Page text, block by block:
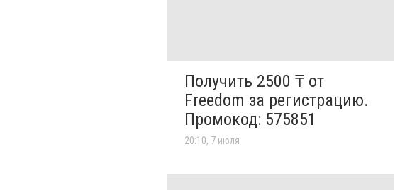
Получить 2500 ₸ от
Freedom за регистрацию.
Промокод: 575851
20:10, 7 июля